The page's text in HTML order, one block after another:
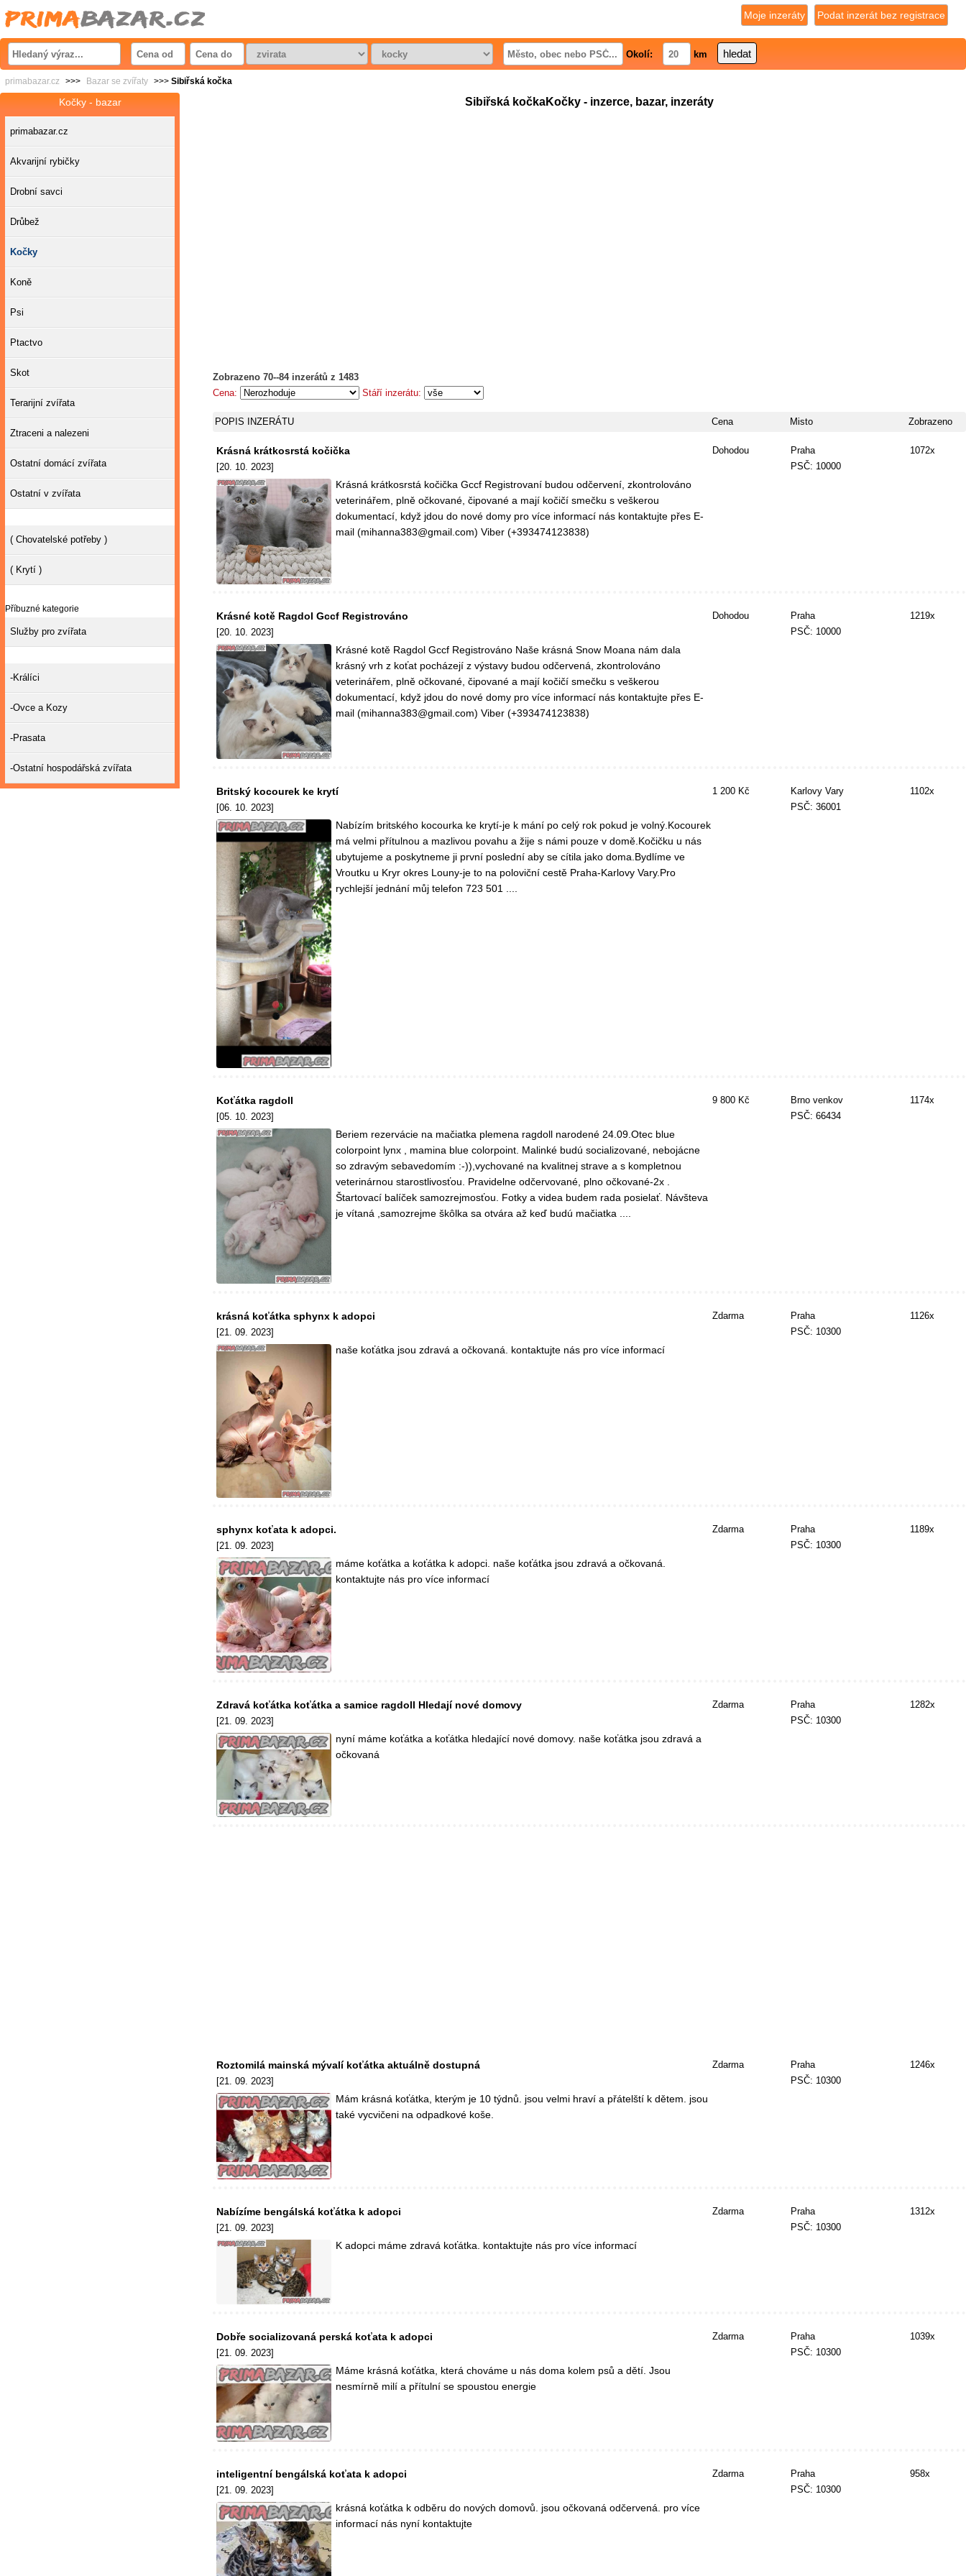
Podat inzerát bez registrace
Moje inzeráty
Okolí: km
primabazar.cz >>> Bazar se zvířaty >>> Sibiřská kočka
Sibiřská kočkaKočky - inzerce, bazar, inzeráty
Zobrazeno 70--84 inzerátů z 1483
Cena:
Stáří inzerátu:
POPIS INZERÁTU Cena Misto Zobrazeno
Krásná krátkosrstá kočička
[20. 10. 2023]
Krásná krátkosrstá kočička Gccf Registrovaní budou odčervení, zkontrolováno
veterinářem, plně očkované, čipované a mají kočičí smečku s veškerou
dokumentací, když jdou do nové domy pro více informací nás kontaktujte přes E-
mail (mihanna383@gmail.com) Viber (+393474123838)
Dohodou
Praha
PSČ: 10000
1072x
Krásné kotě Ragdol Gccf Registrováno
[20. 10. 2023]
Krásné kotě Ragdol Gccf Registrováno Naše krásná Snow Moana nám dala
krásný vrh z koťat pocházejí z výstavy budou odčervená, zkontrolováno
veterinářem, plně očkované, čipované a mají kočičí smečku s veškerou
dokumentací, když jdou do nové domy pro více informací nás kontaktujte přes E-
mail (mihanna383@gmail.com) Viber (+393474123838)
Dohodou
Praha
PSČ: 10000
1219x
Britský kocourek ke krytí
[06. 10. 2023]
Nabízím britského kocourka ke krytí-je k mání po celý rok pokud je volný.Kocourek
má velmi přítulnou a mazlivou povahu a žije s námi pouze v domě.Kočičku u nás
ubytujeme a poskytneme ji první poslední aby se cítila jako doma.Bydlíme ve
Vroutku u Kryr okres Louny-je to na poloviční cestě Praha-Karlovy Vary.Pro
rychlejší jednání můj telefon 723 501 ....
1 200 Kč
Karlovy Vary
PSČ: 36001
1102x
Koťátka ragdoll
[05. 10. 2023]
Beriem rezervácie na mačiatka plemena ragdoll narodené 24.09.Otec blue
colorpoint lynx , mamina blue colorpoint. Malinké budú socializované, nebojácne
so zdravým sebavedomím :-)),vychované na kvalitnej strave a s kompletnou
veterinárnou starostlivosťou. Pravidelne odčervované, plno očkované-2x .
Štartovací balíček samozrejmosťou. Fotky a videa budem rada posielať. Návšteva
je vítaná ,samozrejme škôlka sa otvára až keď budú mačiatka ....
9 800 Kč
Brno venkov
PSČ: 66434
1174x
krásná koťátka sphynx k adopci
[21. 09. 2023]
naše koťátka jsou zdravá a očkovaná. kontaktujte nás pro více informací
Zdarma
Praha
PSČ: 10300
1126x
sphynx koťata k adopci.
[21. 09. 2023]
máme koťátka a koťátka k adopci. naše koťátka jsou zdravá a očkovaná.
kontaktujte nás pro více informací
Zdarma
Praha
PSČ: 10300
1189x
Zdravá koťátka koťátka a samice ragdoll Hledají nové domovy
[21. 09. 2023]
nyní máme koťátka a koťátka hledající nové domovy. naše koťátka jsou zdravá a
očkovaná
Zdarma
Praha
PSČ: 10300
1282x
Roztomilá mainská mývalí koťátka aktuálně dostupná
[21. 09. 2023]
Mám krásná koťátka, kterým je 10 týdnů. jsou velmi hraví a přátelští k dětem. jsou
také vycvičeni na odpadkové koše.
Zdarma
Praha
PSČ: 10300
1246x
Nabízíme bengálská koťátka k adopci
[21. 09. 2023]
K adopci máme zdravá koťátka. kontaktujte nás pro více informací
Zdarma
Praha
PSČ: 10300
1312x
Dobře socializovaná perská koťata k adopci
[21. 09. 2023]
Máme krásná koťátka, která chováme u nás doma kolem psů a dětí. Jsou
nesmírně milí a přítulní se spoustou energie
Zdarma
Praha
PSČ: 10300
1039x
inteligentní bengálská koťata k adopci
[21. 09. 2023]
krásná koťátka k odběru do nových domovů. jsou očkovaná odčervená. pro více
informací nás nyní kontaktujte
Zdarma
Praha
PSČ: 10300
958x
Kočky - bazar
primabazar.cz
Akvarijní rybičky
Drobní savci
Drůbež
Kočky
Koně
Psi
Ptactvo
Skot
Terarijní zvířata
Ztraceni a nalezeni
Ostatní domácí zvířata
Ostatní v zvířata
( Chovatelské potřeby )
( Krytí )
Příbuzné kategorie
Služby pro zvířata
-Králíci
-Ovce a Kozy
-Prasata
-Ostatní hospodářská zvířata